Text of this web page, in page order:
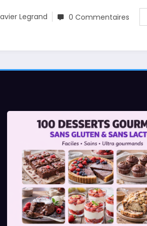
Legrand 0 Commentaires